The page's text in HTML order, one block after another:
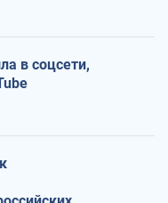
в соцсети,